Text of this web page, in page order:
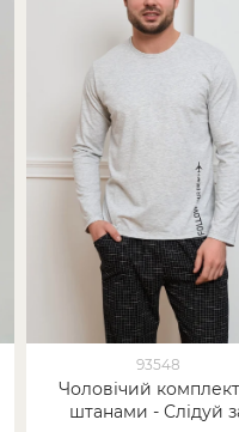
93548
Чоловічий комплект
штанами - Слідуй